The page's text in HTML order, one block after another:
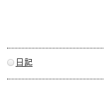
日記